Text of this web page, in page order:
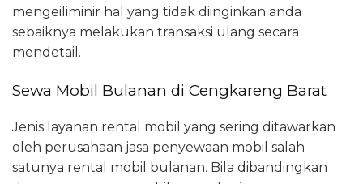
mengeiliminir hal yang tidak diinginkan anda
sebaiknya melakukan transaksi ulang secara
mendetail.
Sewa Mobil Bulanan di Cengkareng Barat
Jenis layanan rental mobil yang sering ditawarkan
oleh perusahaan jasa penyewaan mobil salah
satunya rental mobil bulanan. Bila dibandingkan